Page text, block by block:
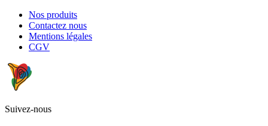
Nos produits
Contactez nous
Mentions légales
CGV
Suivez-nous